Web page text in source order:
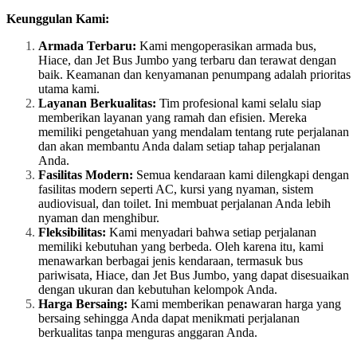
Keunggulan Kami:
Armada Terbaru: Kami mengoperasikan armada bus,
Hiace, dan Jet Bus Jumbo yang terbaru dan terawat dengan
baik. Keamanan dan kenyamanan penumpang adalah prioritas
utama kami.
Layanan Berkualitas: Tim profesional kami selalu siap
memberikan layanan yang ramah dan efisien. Mereka
memiliki pengetahuan yang mendalam tentang rute perjalanan
dan akan membantu Anda dalam setiap tahap perjalanan
Anda.
Fasilitas Modern: Semua kendaraan kami dilengkapi dengan
fasilitas modern seperti AC, kursi yang nyaman, sistem
audiovisual, dan toilet. Ini membuat perjalanan Anda lebih
nyaman dan menghibur.
Fleksibilitas: Kami menyadari bahwa setiap perjalanan
memiliki kebutuhan yang berbeda. Oleh karena itu, kami
menawarkan berbagai jenis kendaraan, termasuk bus
pariwisata, Hiace, dan Jet Bus Jumbo, yang dapat disesuaikan
dengan ukuran dan kebutuhan kelompok Anda.
Harga Bersaing: Kami memberikan penawaran harga yang
bersaing sehingga Anda dapat menikmati perjalanan
berkualitas tanpa menguras anggaran Anda.